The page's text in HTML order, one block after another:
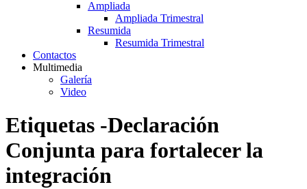
Ampliada
Ampliada Trimestral
Resumida
Resumida Trimestral
Contactos
Multimedia
Galería
Video
Etiquetas -Declaración
Conjunta para fortalecer la
integración